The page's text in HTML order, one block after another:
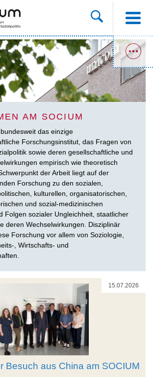
AM SOCIUM
das einzige
Forschungsinstitut, das Fragen von
sowie deren gesellschaftliche und
empirisch wie theoretisch
der Arbeit liegt auf der
Forschung zu den sozialen,
kulturellen, organisatorischen,
und sozial-medizinischen
Folgen sozialer Ungleichheit, staatlicher
deren Wechselwirkungen. Disziplinär
Forschung vor allem von Soziologie,
, Wirtschafts- und
15.07.2026
Besuch aus China am SOCIUM